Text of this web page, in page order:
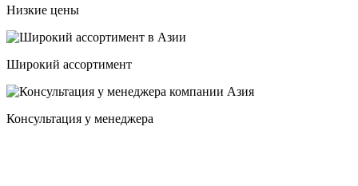
Низкие цены
Широкий ассортимент
Консультация у менеджера